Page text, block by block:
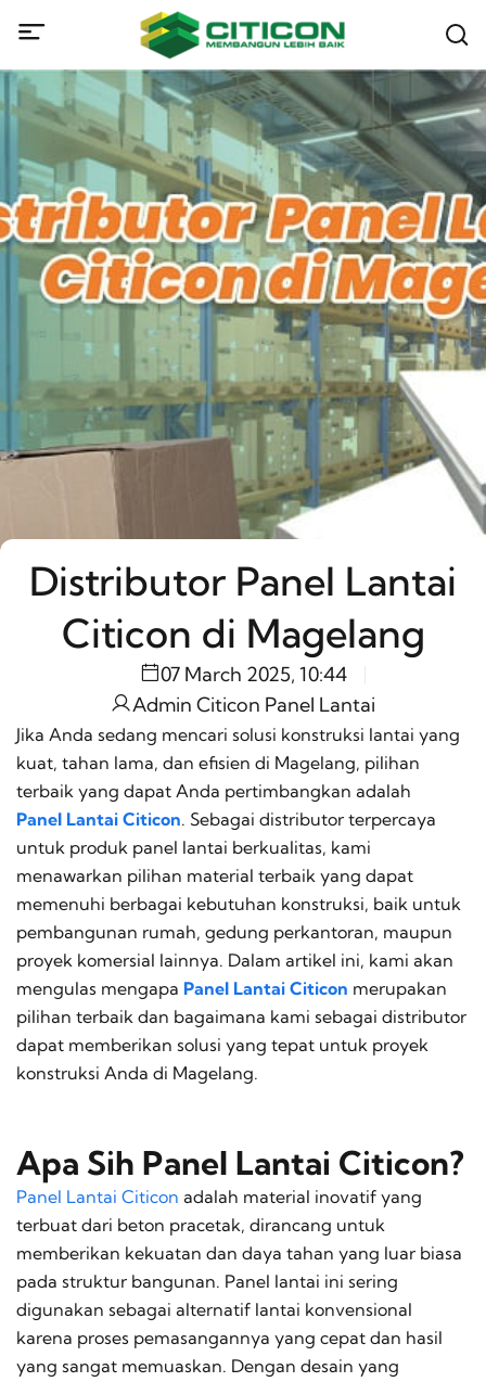
Distributor Panel Lantai
Citicon di Magelang
07 March 2025, 10:44
Admin Citicon Panel Lantai
Jika Anda sedang mencari solusi konstruksi lantai yang
kuat, tahan lama, dan efisien di Magelang, pilihan
terbaik yang dapat Anda pertimbangkan adalah
Panel Lantai Citicon. Sebagai distributor terpercaya
untuk produk panel lantai berkualitas, kami
menawarkan pilihan material terbaik yang dapat
memenuhi berbagai kebutuhan konstruksi, baik untuk
pembangunan rumah, gedung perkantoran, maupun
proyek komersial lainnya. Dalam artikel ini, kami akan
mengulas mengapa Panel Lantai Citicon merupakan
pilihan terbaik dan bagaimana kami sebagai distributor
dapat memberikan solusi yang tepat untuk proyek
konstruksi Anda di Magelang.
Apa Sih Panel Lantai Citicon?
Panel Lantai Citicon adalah material inovatif yang
terbuat dari beton pracetak, dirancang untuk
memberikan kekuatan dan daya tahan yang luar biasa
pada struktur bangunan. Panel lantai ini sering
digunakan sebagai alternatif lantai konvensional
karena proses pemasangannya yang cepat dan hasil
yang sangat memuaskan. Dengan desain yang